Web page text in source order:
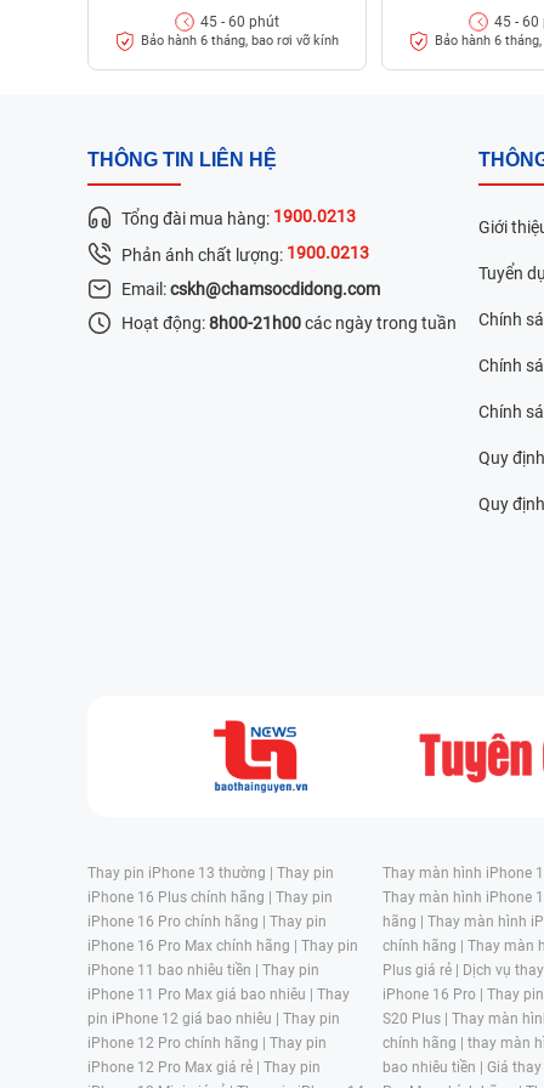
Khi nào cần thay pin Oppo F5 Plus mới cho
– Cùng với tốc độ sạc tăng nhanh thì tốc độ hao pin
– Trên điện thoại thấy hiển thị từ 10 – 20% pin nhưng vẫn
– Cắm dây sạc vào thì máy Samsung trở nên nóng, đôi
– Xuất hiện pin ảo trên màn hình khi cắm sạc đầy 100%,
Thay pin F5 Plus chính hãng, chuyên nghiệp, chất
Hiện nay, có rất nhiều trung tâm sửa điện thoại Oppo
để chọn được nơi uy tín, chất lượng là điều không đơn
trang bị đầy đủ các tiêu chí bạn muốn dưới đây.
45 - 60 phút
Bảo hành 6 tháng, bao rơi vỡ kính
45 - 60
Bảo hành 6
THÔNG TIN LIÊN HỆ
Tổng đài mua hàng: 1900.0213
Phản ánh chất lượng: 1900.0213
Email:cskh@chamsocdidong.com
Hoạt động:8h00-21h00các ngày trong tuần
Giới
Tuyển
Chính
Chính
Chính
Quy
Quy
Thay pin iPhone 13 thường | Thay pin
iPhone 16 Plus chính hãng | Thay pin
iPhone 16 Pro chính hãng | Thay pin
iPhone 16 Pro Max chính hãng | Thay pin
iPhone 11 bao nhiêu tiền | Thay pin
iPhone 11 Pro Max giá bao nhiêu | Thay
pin iPhone 12 giá bao nhiêu | Thay pin
iPhone 12 Pro chính hãng | Thay pin
iPhone 12 Pro Max giá rẻ | Thay pin
Thay màn hình iPhone
Thay màn hình iPhone
hãng | Thay màn hình
chính hãng | Thay màn
Plus giá rẻ | Dịch vụ
iPhone 16 Pro | Thay
S20 Plus | Thay màn
chính hãng | thay màn
bao nhiêu tiền | Giá